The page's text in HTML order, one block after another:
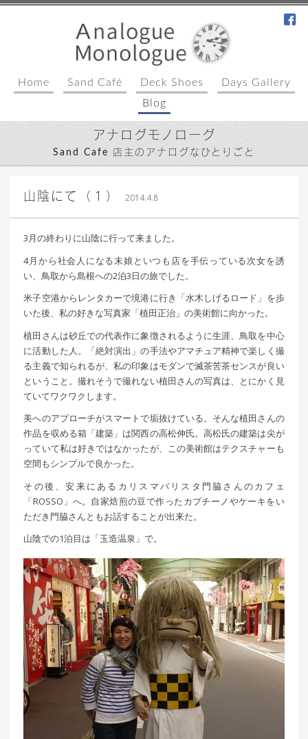
Home Sand Café Deck Shoes
Days Gallery
Blog
アナログモノローグ
Sand Cafe 店主のアナログなひとりごと
山陰にて（１） 2014.4.8｜ 更新日：
込山 敏郎
3月の終わりに山陰に行って来ました。
4月から社会人になる末娘といつも店を手伝っている次女を誘
い、鳥取から島根への2泊3日の旅でした。
米子空港からレンタカーで境港に行き「水木しげるロード」を歩
いた後、私の好きな写真家「植田正治」の美術館に向かった。
植田さんは砂丘での代表作に象徴されるように生涯、鳥取を中心
に活動した人。「絶対演出」の手法やアマチュア精神で楽しく撮
る主義で知られるが、私の印象はモダンで滅茶苦茶センスが良い
ということ。撮れそうで撮れない植田さんの写真は、とにかく見
ていてワクワクします。
美へのアプローチがスマートで垢抜けている。そんな植田さんの
作品を収める箱「建築」は関西の高松伸氏。高松氏の建築は尖が
っていて私は好きではなかったが、この美術館はテクスチャーも
空間もシンプルで良かった。
その後、安来にあるカリスマバリスタ門脇さんのカフェ
「ROSSO」へ。自家焙煎の豆で作ったカプチーノやケーキをい
ただき門脇さんともお話することが出来た。
山陰での1泊目は「玉造温泉」で。